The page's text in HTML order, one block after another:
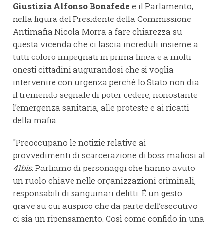
Giustizia Alfonso Bonafede e il Parlamento,
nella figura del Presidente della Commissione
Antimafia Nicola Morra a fare chiarezza su
questa vicenda che ci lascia increduli insieme a
tutti coloro impegnati in prima linea e a molti
onesti cittadini augurandosi che si voglia
intervenire con urgenza perché lo Stato non dia
il tremendo segnale di poter cedere, nonostante
l’emergenza sanitaria, alle proteste e ai ricatti
della mafia.
"Preoccupano le notizie relative ai
provvedimenti di scarcerazione di boss mafiosi al
41bis. Parliamo di personaggi che hanno avuto
un ruolo chiave nelle organizzazioni criminali,
responsabili di sanguinari delitti. È un gesto
grave su cui auspico che da parte dell’esecutivo
ci sia un ripensamento. Così come confido in una